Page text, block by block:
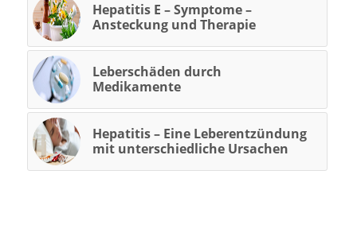
Hepatitis E – Symptome –
Ansteckung und Therapie
Leberschäden durch
Medikamente
Hepatitis – Eine Leberentzündung
mit unterschiedliche Ursachen